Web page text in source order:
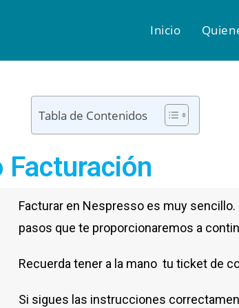
Inicio
Tabla de Contenidos
Facturación
Facturar en Nespresso es muy sencillo.
pasos que te proporcionaremos a
Recuerda tener a la mano tu ticket de
Si sigues las instrucciones